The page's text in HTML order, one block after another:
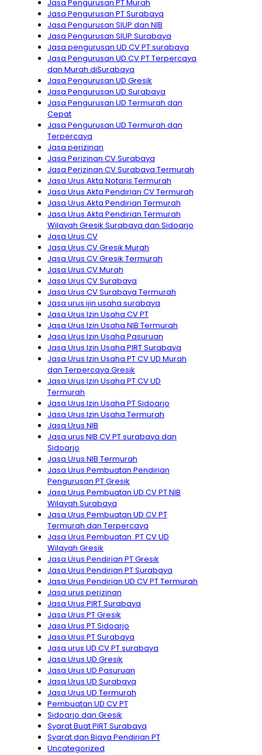
Jasa Pengurusan PT Murah
Jasa Pengurusan PT Surabaya
Jasa Pengurusan SIUP dan NIB
Jasa Pengurusan SIUP Surabaya
Jasa pengurusan UD CV PT surabaya
Jasa Pengurusan UD CV PT Terpercaya
dan Murah diSurabaya
Jasa Pengurusan UD Gresik
Jasa Pengurusan UD Surabaya
Jasa Pengurusan UD Termurah dan
Cepat
Jasa Pengurusan UD Termurah dan
Terpercaya
Jasa perizinan
Jasa Perizinan CV Surabaya
Jasa Perizinan CV Surabaya Termurah
Jasa Urus Akta Notaris Termurah
Jasa Urus Akta Pendirian CV Termurah
Jasa Urus Akta Pendirian Termurah
Jasa Urus Akta Pendirian Termurah
Wilayah Gresik Surabaya dan Sidoarjo
Jasa Urus CV
Jasa Urus CV Gresik Murah
Jasa Urus CV Gresik Termurah
Jasa Urus CV Murah
Jasa Urus CV Surabaya
Jasa Urus CV Surabaya Termurah
Jasa urus ijin usaha surabaya
Jasa Urus Izin Usaha CV PT
Jasa Urus Izin Usaha NIB Termurah
Jasa Urus Izin Usaha Pasuruan
Jasa Urus Izin Usaha PIRT Surabaya
Jasa Urus Izin Usaha PT CV UD Murah
dan Terpercaya Gresik
Jasa Urus Izin Usaha PT CV UD
Termurah
Jasa Urus Izin Usaha PT Sidoarjo
Jasa Urus Izin Usaha Termurah
Jasa Urus NIB
Jasa urus NIB CV PT surabaya dan
Sidoarjo
Jasa Urus NIB Termurah
Jasa Urus Pembuatan Pendirian
Pengurusan PT Gresik
Jasa Urus Pembuatan UD CV PT NIB
Wilayah Surabaya
Jasa Urus Pembuatan UD CV PT
Termurah dan Terpercaya
Jasa Urus Pembuatan PT CV UD
Wilayah Gresik
Jasa Urus Pendirian PT Gresik
Jasa Urus Pendirian PT Surabaya
Jasa Urus Pendirian UD CV PT Termurah
Jasa urus perizinan
Jasa Urus PIRT Surabaya
Jasa Urus PT Gresik
Jasa Urus PT Sidoarjo
Jasa Urus PT Surabaya
Jasa urus UD CV PT surabaya
Jasa Urus UD Gresik
Jasa Urus UD Pasuruan
Jasa Urus UD Surabaya
Jasa Urus UD Termurah
Pembuatan UD CV PT
Sidoarjo dan Gresik
Syarat Buat PIRT Surabaya
Syarat dan Biaya Pendirian PT
Uncategorized